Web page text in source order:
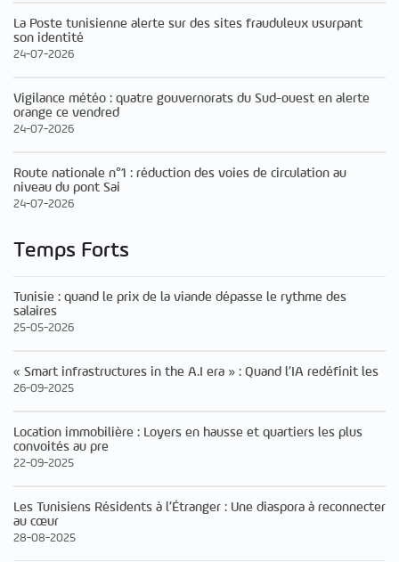
La Poste tunisienne alerte sur des sites frauduleux usurpant
son identité
24-07-2026
Vigilance météo : quatre gouvernorats du Sud-ouest en alerte
orange ce vendred
24-07-2026
Route nationale n°1 : réduction des voies de circulation au
niveau du pont Sai
24-07-2026
Temps Forts
Tunisie : quand le prix de la viande dépasse le rythme des
salaires
25-05-2026
« Smart infrastructures in the A.I era » : Quand l’IA redéfinit les
26-09-2025
Location immobilière : Loyers en hausse et quartiers les plus
convoités au pre
22-09-2025
Les Tunisiens Résidents à l’Étranger : Une diaspora à reconnecter
au cœur
28-08-2025